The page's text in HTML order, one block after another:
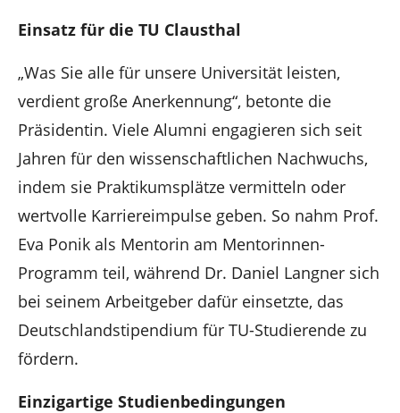
Einsatz für die TU Clausthal
„Was Sie alle für unsere Universität leisten,
verdient große Anerkennung“, betonte die
Präsidentin. Viele Alumni engagieren sich seit
Jahren für den wissenschaftlichen Nachwuchs,
indem sie Praktikumsplätze vermitteln oder
wertvolle Karriereimpulse geben. So nahm Prof.
Eva Ponik als Mentorin am Mentorinnen-
Programm teil, während Dr. Daniel Langner sich
bei seinem Arbeitgeber dafür einsetzte, das
Deutschlandstipendium für TU-Studierende zu
fördern.
Einzigartige Studienbedingungen